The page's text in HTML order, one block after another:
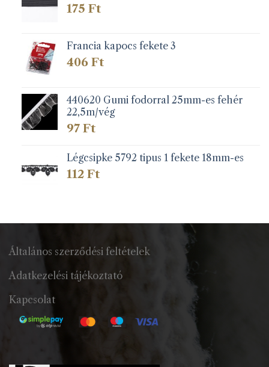
175 Ft
Francia kapocs fekete 3
406 Ft
440620 Gumi fodorral 25mm-es fehér
22,5m/vég
97 Ft
Légcsipke 5792 tipus 1 fekete 18mm-es
112 Ft
Általános szerződési feltételek
Adatkezelési tájékoztató
Kapcsolat